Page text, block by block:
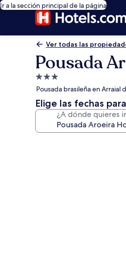
Ir a la sección principal de la página
Ver todas las
Pousada
Propiedad
de
3.0
estrellas
Pousada brasileña en Arraial
Elige las fechas
¿A dónde quieres